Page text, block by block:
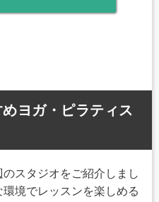
ヨガ・ピラティス
スタジオをご紹介しまし
境でレッスンを楽しめる